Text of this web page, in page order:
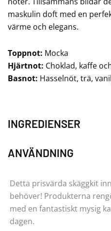
INGREDIENSER
ANVÄNDNING
maskulin doft med en
värme och elegans.
Toppnot: Mocka
Hjärtnot: Choklad, kaffe
Basnot: Hasselnöt, trä,
Detta prisvärda skäggkit
behöver! Produkterna
med en fantastiskt mysig
dagen.